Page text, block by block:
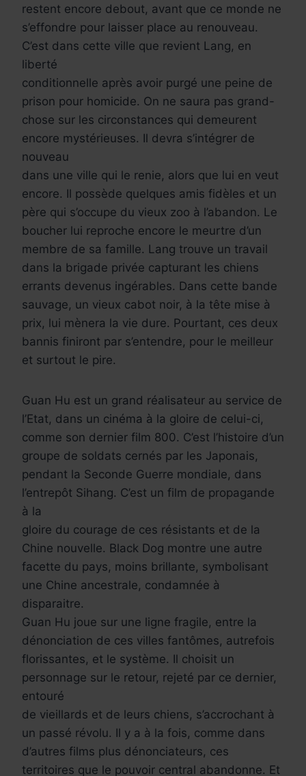
restent encore debout, avant que ce monde ne
s’effondre pour laisser place au renouveau.
C’est dans cette ville que revient Lang, en
liberté
conditionnelle après avoir purgé une peine de
prison pour homicide. On ne saura pas grand-
chose sur les circonstances qui demeurent
encore mystérieuses. Il devra s’intégrer de
nouveau
dans une ville qui le renie, alors que lui en veut
encore. Il possède quelques amis fidèles et un
père qui s’occupe du vieux zoo à l’abandon. Le
boucher lui reproche encore le meurtre d’un
membre de sa famille. Lang trouve un travail
dans la brigade privée capturant les chiens
errants devenus ingérables. Dans cette bande
sauvage, un vieux cabot noir, à la tête mise à
prix, lui mènera la vie dure. Pourtant, ces deux
bannis finiront par s’entendre, pour le meilleur
et surtout le pire.
Guan Hu est un grand réalisateur au service de
l’Etat, dans un cinéma à la gloire de celui-ci,
comme son dernier film 800. C’est l’histoire d’un
groupe de soldats cernés par les Japonais,
pendant la Seconde Guerre mondiale, dans
l’entrepôt Sihang. C’est un film de propagande
à la
gloire du courage de ces résistants et de la
Chine nouvelle. Black Dog montre une autre
facette du pays, moins brillante, symbolisant
une Chine ancestrale, condamnée à
disparaitre.
Guan Hu joue sur une ligne fragile, entre la
dénonciation de ces villes fantômes, autrefois
florissantes, et le système. Il choisit un
personnage sur le retour, rejeté par ce dernier,
entouré
de vieillards et de leurs chiens, s’accrochant à
un passé révolu. Il y a à la fois, comme dans
d’autres films plus dénonciateurs, ces
territoires que le pouvoir central abandonne. Et